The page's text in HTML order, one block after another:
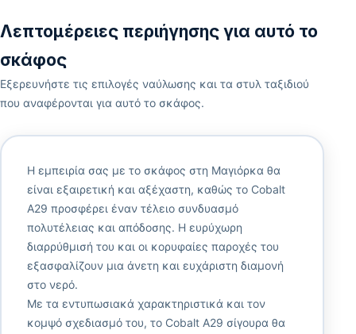
Λεπτομέρειες περιήγησης για αυτό το
σκάφος
Εξερευνήστε τις επιλογές ναύλωσης και τα στυλ ταξιδιού
που αναφέρονται για αυτό το σκάφος.
Η εμπειρία σας με το σκάφος στη Μαγιόρκα θα
είναι εξαιρετική και αξέχαστη, καθώς το Cobalt
A29 προσφέρει έναν τέλειο συνδυασμό
πολυτέλειας και απόδοσης. Η ευρύχωρη
διαρρύθμισή του και οι κορυφαίες παροχές του
εξασφαλίζουν μια άνετη και ευχάριστη διαμονή
στο νερό.
Με τα εντυπωσιακά χαρακτηριστικά και τον
κομψό σχεδιασμό του, το Cobalt A29 σίγουρα θα